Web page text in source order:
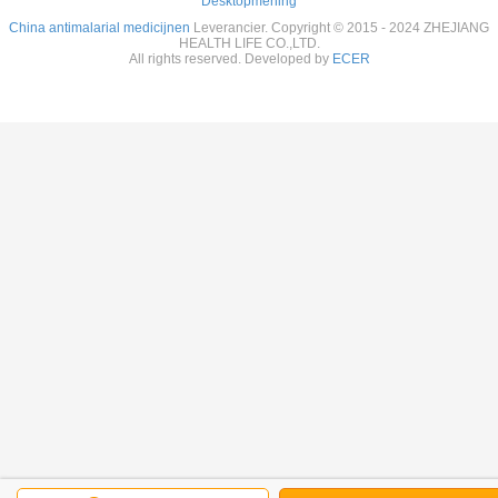
China antimalarial medicijnen Leverancier. Copyright © 2015 - 2024 ZHEJIANG
HEALTH LIFE CO.,LTD.
All rights reserved. Developed by ECER